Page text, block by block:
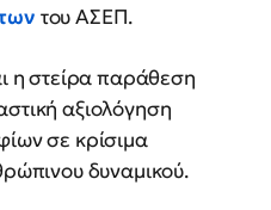
του ΑΣΕΠ.
η στείρα παράθεση
αξιολόγηση
σε κρίσιμα
δυναμικού.